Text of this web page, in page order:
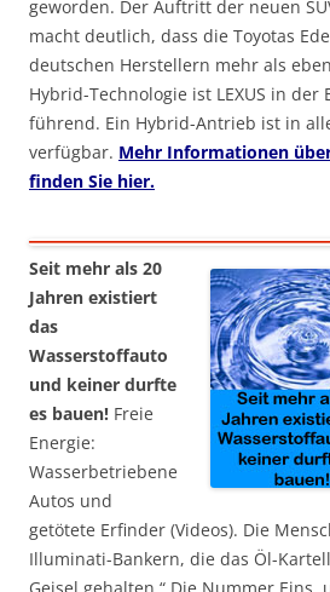
geworden. Der Auftritt der neuen
macht deutlich, dass die Toyotas
deutschen Herstellern mehr als
Hybrid-Technologie ist LEXUS in der
führend. Ein Hybrid-Antrieb ist in
verfügbar. Mehr Informationen
finden Sie hier.
Seit mehr als 20
Jahren existiert
das
Wasserstoffauto
und keiner durfte
es bauen! Freie
Energie:
Wasserbetriebene
Autos und
getötete Erfinder (Videos). Die
Illuminati-Bankern, die das Öl-